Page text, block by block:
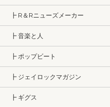
┣ R＆Rニューズメーカー
┣ 音楽と人
┣ ポップビート
┣ ジェイロックマガジン
┣ ギグス